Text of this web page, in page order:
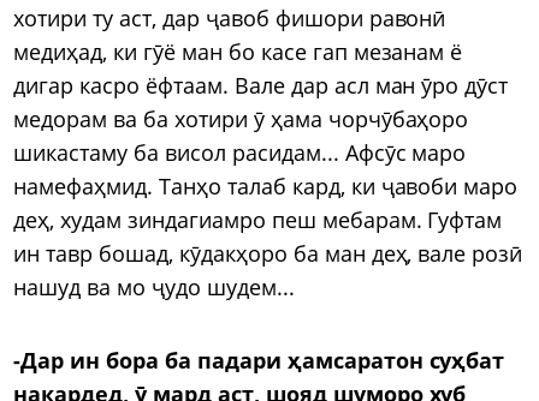
хотири ту аст, дар ҷавоб фишори равонӣ
медиҳад, ки гӯё ман бо касе гап мезанам ё
дигар касро ёфтаам. Вале дар асл ман ӯро дӯст
медорам ва ба хотири ӯ ҳама чорчӯбаҳоро
шикастаму ба висол расидам... Афсӯс маро
намефаҳмид. Танҳо талаб кард, ки ҷавоби маро
деҳ, худам зиндагиамро пеш мебарам. Гуфтам
ин тавр бошад, кӯдакҳоро ба ман деҳ, вале розӣ
нашуд ва мо ҷудо шудем...
-Дар ин бора ба падари ҳамсаратон суҳбат
накардед, ӯ мард аст, шояд шуморо хуб